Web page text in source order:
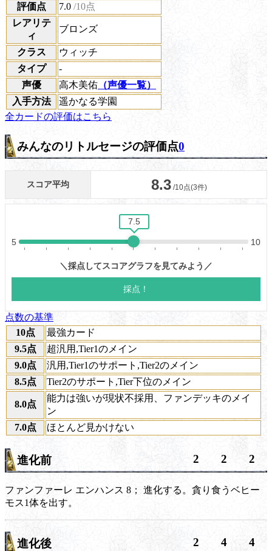
評価点 7.0 /10点
レアリテ
ィ
ブロンズ
クラス
ウィッチ
タイプ
-
声優
高木美佑 （声優一覧）
入手方法
遥かなる学園
全カードの評価はこちら
みんなのリトルセージの評価点0
点数の基準
10点
最強カード
9.5点
超汎用,Tier1のメイン
9.0点
汎用,Tier1のサポート,Tier2のメイン
8.5点
Tier2のサポート,Tier下位のメイン
8.0点
能力は強いが現状不採用、ファンデッキのメイ
ン
7.0点
ほとんど見かけない
進化前 2 2 2
ファンファーレ エンハンス 8； 進化する。貪り食うベヒー
モス1体を出す。
進化後 2 4 4